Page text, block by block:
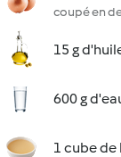
coupé en
15 g
600 g
1 cube